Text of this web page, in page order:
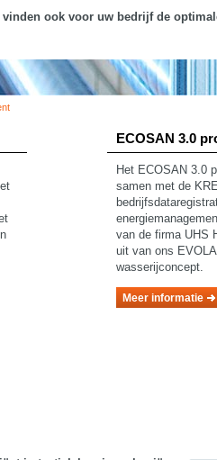
ook voor uw bedrijf de
ECOSAN 3.0
Het ECOSAN 3.0
samen met de
van de firma UHS
uit van ons
wasserijconcept.
Meer informatie